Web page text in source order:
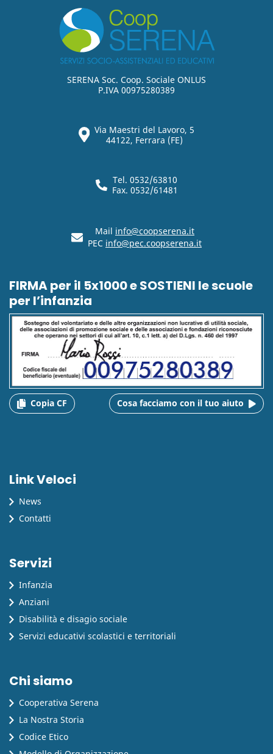
SERENA Soc. Coop. Sociale ONLUS
P.IVA 00975280389
Via Maestri del Lavoro, 5
44122, Ferrara (FE)
Tel. 0532/63810
Fax. 0532/61481
Mail info@coopserena.it
PEC info@pec.coopserena.it
Link Veloci
News
Contatti
FIRMA per il 5x1000 e SOSTIENI le scuole
per l’infanzia
Copia CF Cosa facciamo con il tuo aiuto
Servizi
Infanzia
Anziani
Disabilità e disagio sociale
Servizi educativi scolastici e territoriali
Chi siamo
Cooperativa Serena
La Nostra Storia
Codice Etico